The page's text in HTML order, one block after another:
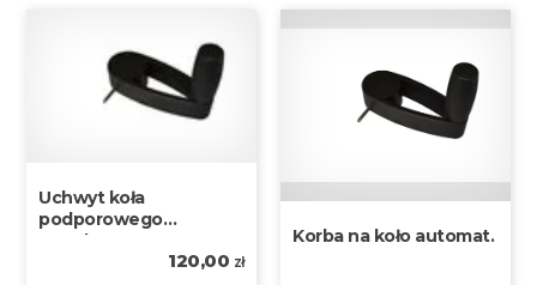
Uchwyt koła
podporowego
Boeckmann
120,00 zł
Korba na koło automat.